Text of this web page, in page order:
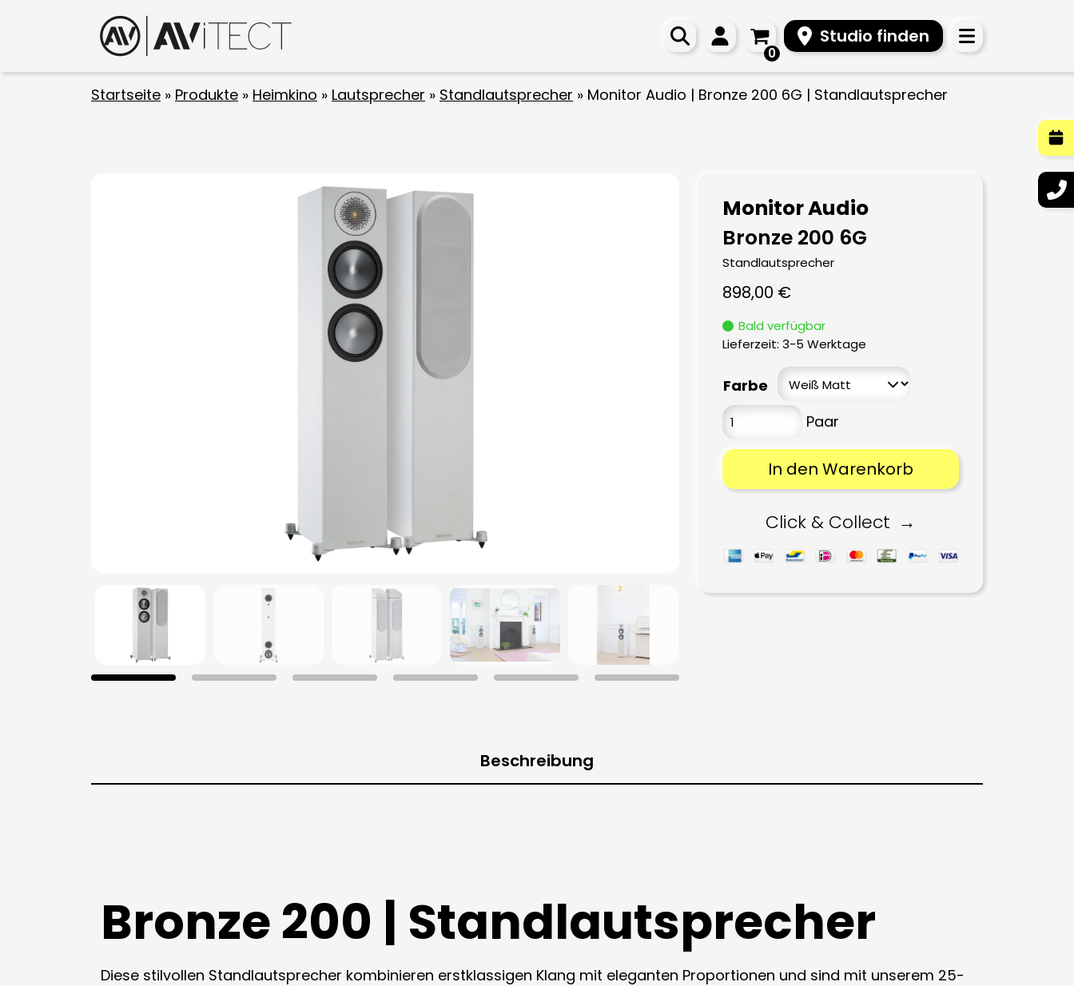
0
Studio finden
Startseite » Produkte » Heimkino » Lautsprecher » Standlautsprecher » Monitor Audio | Bronze 200 6G | Standlautsprecher
Monitor Audio
Bronze 200 6G
Standlautsprecher
898,00 €
Bald verfügbar
Lieferzeit: 3-5 Werktage
Farbe
In den Warenkorb
Click & Collect
Beschreibung
Bronze 200 | Standlautsprecher
Diese stilvollen Standlautsprecher kombinieren erstklassigen Klang mit eleganten Proportionen und sind mit unserem 25-